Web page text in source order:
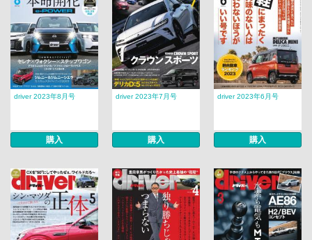
driver 2023年8月号
購入
driver 2023年7月号
購入
driver 2023年6月号
購入